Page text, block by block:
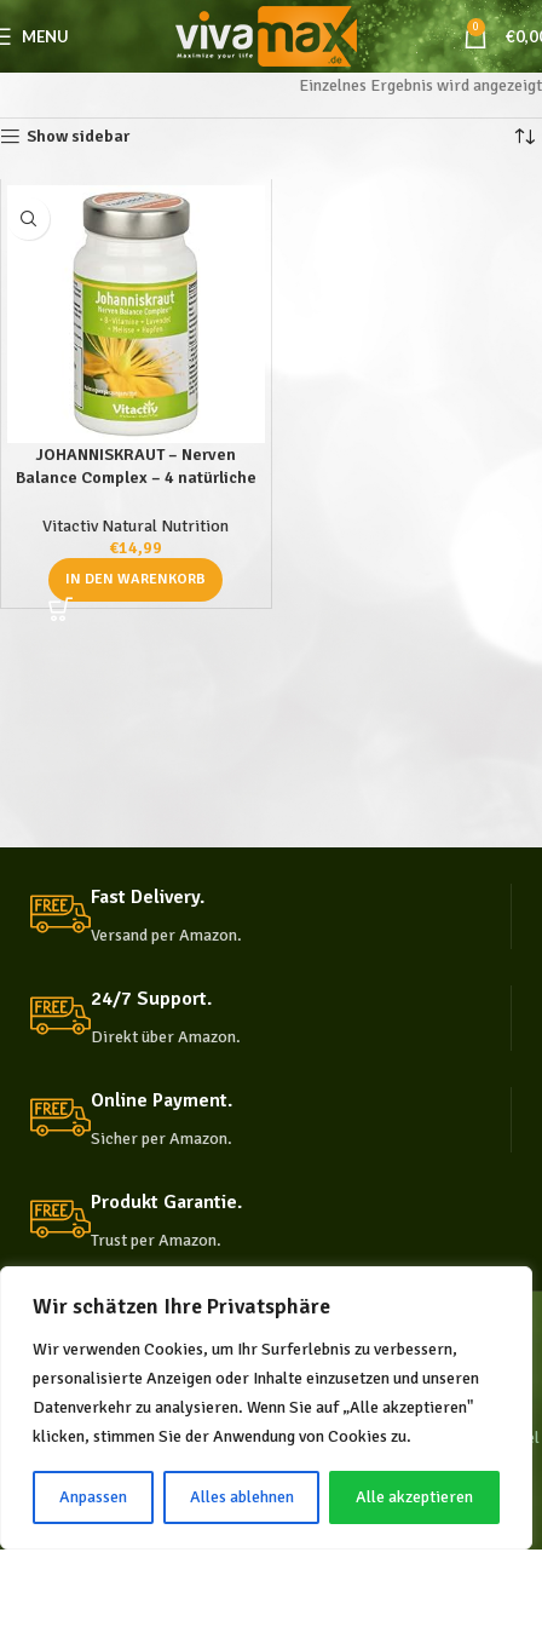
Wir schätzen Ihre Privatsphäre
Wir verwenden Cookies, um Ihr Surferlebnis zu verbessern,
personalisierte Anzeigen oder Inhalte einzusetzen und unseren
Datenverkehr zu analysieren. Wenn Sie auf „Alle akzeptieren"
klicken, stimmen Sie der Anwendung von Cookies zu.
Anpassen Alles ablehnen Alle akzeptieren
MENU 0 €
Einzelnes Ergebnis wird angezeigt
Show sidebar
JOHANNISKRAUT – Nerven
Balance Complex – 4 natürliche
Unterstützung des
Nervensystems und der
psychischen Gesundheit* –
hochdosiert – 60 Kapseln
(Monatspackung)
Vitactiv Natural Nutrition
€14,99
IN DEN WARENKORB
Fast Delivery.
Versand per Amazon.
24/7 Support.
Direkt über Amazon.
Online Payment.
Sicher per Amazon.
Produkt Garantie.
Trust per Amazon.
Die natürliche Plattform fürSupplements und Nahrungs- ergänzungsmittel